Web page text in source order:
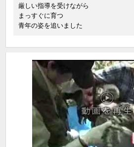
厳しい指導を受けながら
まっすぐに育つ
青年の姿を追いました